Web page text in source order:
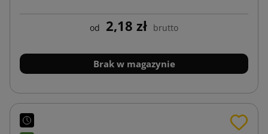
od 2,18 zł brutto
Brak w magazynie